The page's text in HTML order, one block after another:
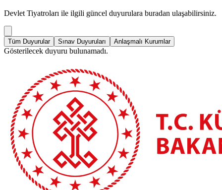
Devlet Tiyatroları ile ilgili güncel duyurulara buradan ulaşabilirsiniz.
Tüm Duyurular Sınav Duyuruları Anlaşmalı Kurumlar
Gösterilecek duyuru bulunamadı.